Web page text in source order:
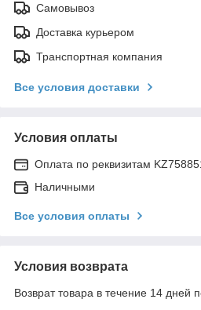
Самовывоз
Доставка курьером
Транспортная компания
Все условия доставки
Условия оплаты
Оплата по реквизитам
Наличными
Все условия оплаты
Условия возврата
Возврат товара в течение 14 дней